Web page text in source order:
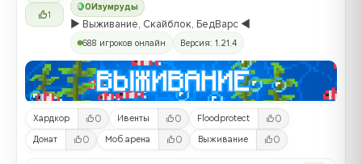
1
0Изумруды
▶️ Выживание, Скайблок, БедВарс ◀️
688 игроков онлайн Версия: 1.21.4
Хардкор 0 Ивенты 0 Floodprotect 0
Донат 0 Моб арена 0 Выживание 0